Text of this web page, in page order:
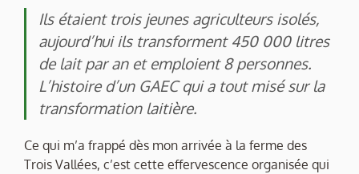
Ils étaient trois jeunes agriculteurs isolés,
aujourd’hui ils transforment 450 000 litres
de lait par an et emploient 8 personnes.
L’histoire d’un GAEC qui a tout misé sur la
transformation laitière.
Ce qui m’a frappé dès mon arrivée à la ferme des
Trois Vallées, c’est cette effervescence organisée qui